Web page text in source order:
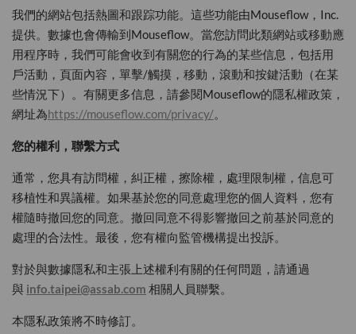
我們的網站包括熱圖和跟踪功能。這些功能由Mouseflow，Inc.
提供。數據也會傳輸到Mouseflow。當您訪問此類網站或移動應
用程序時，我們可能會收到有關您的行為的某些信息，包括用
戶活動，頁面內容，單擊/觸摸，移動，滾動和按鍵活動（在某
些情況下）。有關更多信息，請參閱Mouseflow的隱私權政策，
網址為https://mouseflow.com/privacy/。
您的權利，聯繫方式
通常，您具有訪問權，糾正權，擦除權，處理限制權，信息可
移植性和異議權。如果基於您的同意處理您的個人資料，您有
權隨時撤回您的同意。撤回同意不得影響撤回之前基於同意的
處理的合法性。最後，您有權向監管機構提出投訴。
對於與數據隱私和主張上述權利有關的任何問題，請通過
與 info.taipei@assab.com 相關人員聯繫。
本隱私政策將不時修訂。